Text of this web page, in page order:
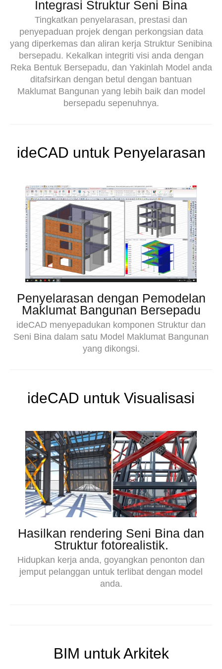
Integrasi Struktur Seni Bina
Tingkatkan penyelarasan, prestasi dan
penyepaduan projek dengan perkongsian data
yang diperkemas dan aliran kerja Struktur Senibina
bersepadu. Kekalkan integriti visi anda dengan
Reka Bentuk Bersepadu, dan Yakinlah Model anda
ditafsirkan dengan betul dengan bantuan
Maklumat Bangunan yang lebih baik dan model
bersepadu sepenuhnya.
ideCAD untuk Penyelarasan
Penyelarasan dengan Pemodelan
Maklumat Bangunan Bersepadu
ideCAD menyepadukan komponen Struktur dan
Seni Bina dalam satu Model Maklumat Bangunan
yang dikongsi.
ideCAD untuk Visualisasi
Hasilkan rendering Seni Bina dan
Struktur fotorealistik.
Hidupkan kerja anda, goyangkan penonton dan
jemput pelanggan untuk terlibat dengan model
anda.
BIM untuk Arkitek